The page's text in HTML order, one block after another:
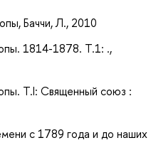
Баччи, Л., 2010
1814-1878. Т.1: .,
Т.I: Священный союз :
с 1789 года и до наших